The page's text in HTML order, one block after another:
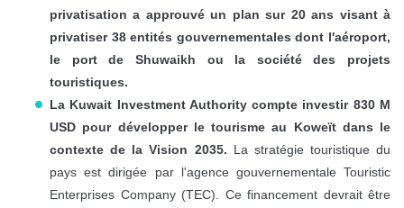
privatisation a approuvé un plan sur 20 ans visant à
privatiser 38 entités gouvernementales dont l'aéroport,
le port de Shuwaikh ou la société des projets
touristiques.
La Kuwait Investment Authority compte investir 830 M
USD pour développer le tourisme au Koweït dans le
contexte de la Vision 2035. La stratégie touristique du
pays est dirigée par l'agence gouvernementale Touristic
Enterprises Company (TEC). Ce financement devrait être